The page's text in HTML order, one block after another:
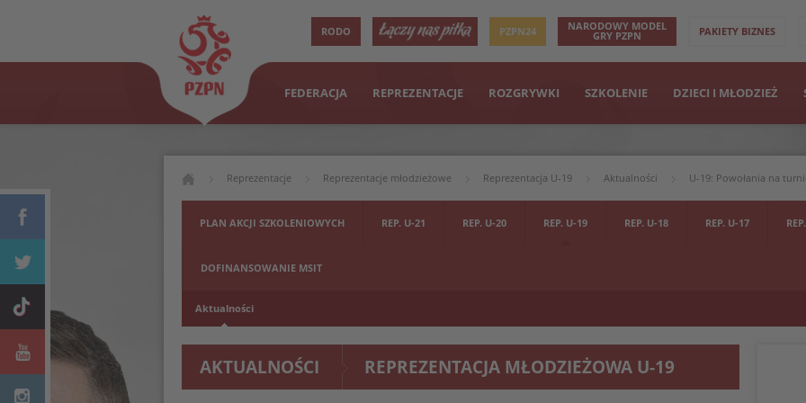
RODO PZPN24 NARODOWY MODEL
GRY PZPN PAKIETY BIZNES
FEDERACJA REPREZENTACJE ROZGRYWKI SZKOLENIE DZIECI I MŁODZIEŻ
Reprezentacje Reprezentacje młodzieżowe Reprezentacja U-19 Aktualności U-19: Powołania na
PLAN AKCJI SZKOLENIOWYCH REP. U-21 REP. U-20 REP. U-19 REP. U-18 REP. U-17
DOFINANSOWANIE MSIT
Aktualności
AKTUALNOŚCI REPREZENTACJA MŁODZIEŻOWA U-19